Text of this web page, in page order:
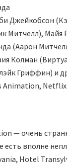
Джейкобсон
Митчелл), Майя
(Аарон
Колман
Гриффин) и
Animation, Netflix
— очень
есть вполне
Hotel